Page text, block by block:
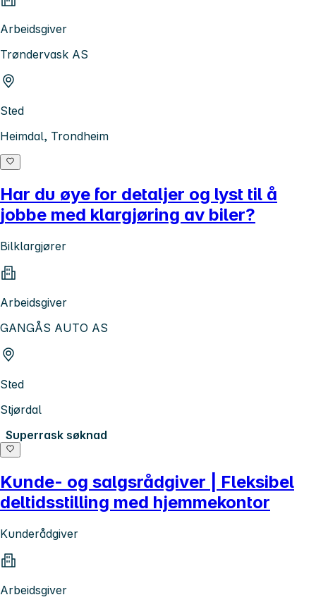
Arbeidsgiver
Trøndervask AS
Sted
Heimdal, Trondheim
Har du øye for detaljer og lyst til å
jobbe med klargjøring av biler?
Bilklargjører
Arbeidsgiver
GANGÅS AUTO AS
Sted
Stjørdal
Superrask søknad
Kunde- og salgsrådgiver | Fleksibel
deltidsstilling med hjemmekontor
Kunderådgiver
Arbeidsgiver